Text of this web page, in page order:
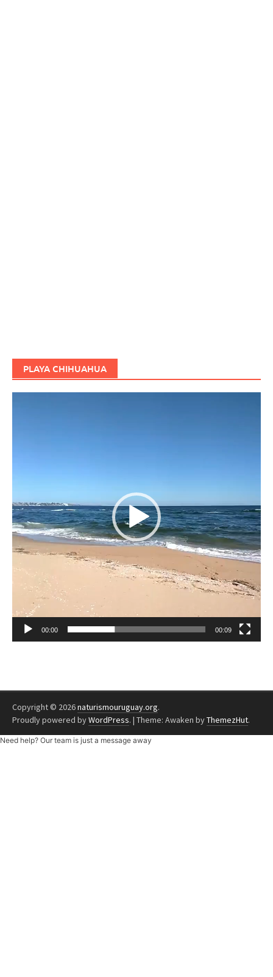
PLAYA CHIHUAHUA
00:00 00:09
Copyright © 2026naturismouruguay.org.
Proudly powered byWordPress. | Theme: Awaken byThemezHut.
Need help? Our team is just a message away